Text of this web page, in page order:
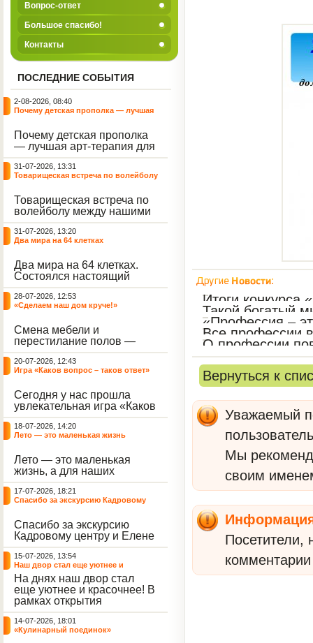
Вопрос-ответ
Большое спасибо!
Контакты
ПОСЛЕДНИЕ СОБЫТИЯ
2-08-2026, 08:40
Почему детская прополка — лучшая
Почему детская прополка
— лучшая арт-терапия для
воспитателя?
31-07-2026, 13:31
Товарищеская встреча по волейболу
Товарищеская встреча по
волейболу между нашими
воспитанниками и
сельскими ребятами.
31-07-2026, 13:20
Два мира на 64 клетках
Два мира на 64 клетках.
Состоялся настоящий
интеллектуальный
праздник — турнир по
шахматам и шашкам.
небывалый ажиотаж среди
воспитанников, превратив
тихие залы центра в арену
напряжённых поединков,
громких аплодисментов и
жарких обсуждений.
28-07-2026, 12:53
«Сделаем наш дом круче!»
Смена мебели и
перестилание полов —
дело рук профессионалов.
А вот создание настоящего
домашнего уюта — задача
этой неделе ребята взяли
инициативу в свои руки и
устроили масштабную
генеральную уборку
жилого корпуса.
20-07-2026, 12:43
Игра «Каков вопрос – таков ответ»
Сегодня у нас прошла
увлекательная игра «Каков
вопрос – таков ответ»,
которая собрала самых
любознательных
игры выступил наш
воспитанник - Константин
Н., который по праву носит
звание самого читающего
и эрудированного
участника наших
мероприятий.
18-07-2026, 14:20
Лето — это маленькая жизнь
Лето — это маленькая
жизнь, а для наших
воспитанниц оно
наполнено открытиями. В
один из теплых дней мы
пластилин, книги и конечно
же телефоны, чтобы
отправиться на небольшую
цветочную охоту в
ближайший луг.
17-07-2026, 18:21
Спасибо за экскурсию Кадровому
Спасибо за экскурсию
Кадровому центру и Елене
Романовне за тёплую
встречу.
15-07-2026, 13:54
Наш двор стал еще уютнее и
красочнее!
На днях наш двор стал
еще уютнее и красочнее! В
рамках открытия
Социальной гостиной
нашего Центра, перед
воспитанниками была
14-07-2026, 18:01
«Кулинарный поединок»
Итоги
Такой богатый
«Профессия –
Все профессии
О профессии
Вернуться к
Уважаемый
Мы
своим
Посетители,